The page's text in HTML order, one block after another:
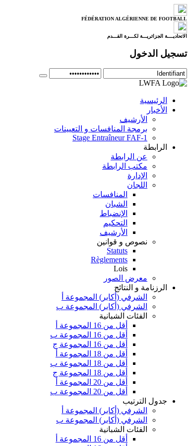
FÉDÉRATION ALGÉRIENNE DE FOOTBALL
الاتحاديــــة الجزائريـــة لكـــرة القـــدم
تسجيل الدخول
الرئيسية
الأخبار
الأرشيف
برمجة المنافسات و التعيينات
Stage Entraîneur FAF-1
الرابطة
عن الرابطة
مكتب الرابطة
الإدارة
اللجان
المنافسات
الشبان
الإنضباط
التحكيم
الأرشيف
نصوص و قوانين
Statuts
Règlements
Lois
معرض الصور
الرزنامة و النتائج
الشرفي (أكابر) المجموعة أ
الشرفي (أكابر) المجموعة ب
الفئات الشبانية
أقل من 16 المجموعة أ
أقل من 16 المجموعة ب
أقل من 16 المجموعة ج
أقل من 18 المجموعة أ
أقل من 18 المجموعة ب
أقل من 18 المجموعة ج
أقل من 20 المجموعة أ
أقل من 20 المجموعة ب
جدول الترتيب
الشرفي (أكابر) المجموعة أ
الشرفي (أكابر) المجموعة ب
الفئات الشبانية
أقل من 16 المجموعة أ